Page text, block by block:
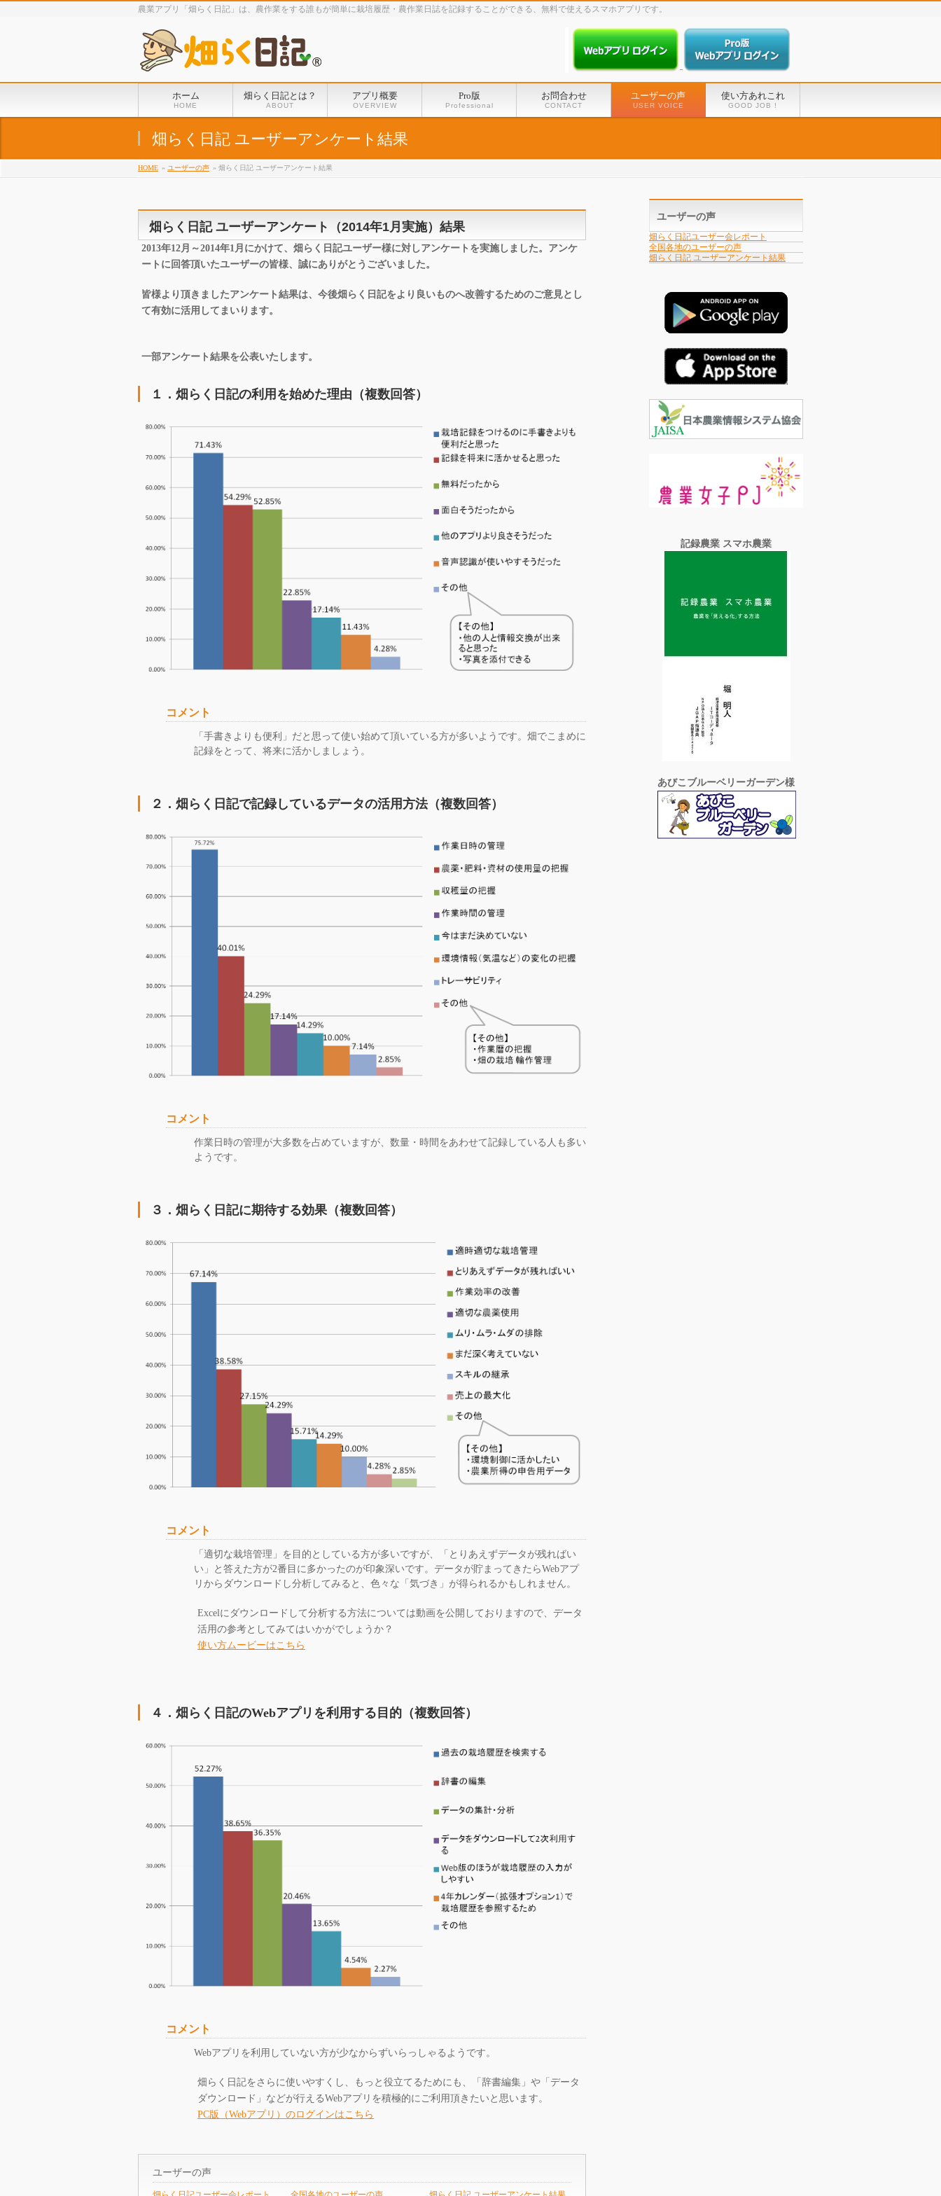
農業アプリ「畑らく日記」は、農作業をする誰もが簡単に栽培履歴・農作業日誌を記録することができる、無料で使えるスマホアプリです。
ホーム
HOME
畑らく日記とは？
ABOUT
アプリ概要
OVERVIEW
Pro版
Professional
お問合わせ
CONTACT
ユーザーの声
USER VOICE
使い方あれ​これ
GOOD JOB !
畑らく日記 ユーザーアンケート結果
HOME » ユーザーの声 » 畑らく日記 ユーザーアンケート結果
畑らく日記 ユーザーアンケート（2014年1月実施）結果
2013年12月～2014年1月にかけて、畑らく日記ユーザー様に対しアンケートを実施しました。アンケ
ートに回答頂いたユーザーの皆様、誠にありがとうございました。
皆様より頂きましたアンケート結果は、今後畑らく日記をより良いものへ改善するためのご意見とし
て有効に活用してまいります。
一部アンケート結果を公表いたします。
１．畑らく日記の利用を始めた理由（複数回答）
コメント
「手書きよりも便利」だと思って使い始めて頂いている方が多いようです。畑でこまめに
記録をとって、将来に活かしましょう。
２．畑らく日記で記録しているデータの活用方法（複数回答）
コメント
作業日時の管理が大多数を占めていますが、数量・時間をあわせて記録している人も多い
ようです。
３．畑らく日記に期待する効果（複数回答）
コメント
「適切な栽培管理」を目的としている方が多いですが、「とりあえずデータが残ればい
い」と答えた方が2番目に多かったのが印象深いです。データが貯まってきたらWebアプ
リからダウンロードし分析してみると、色々な「気づき」が得られるかもしれません。
Excelにダウンロードして分析する方法については動画を公開しておりますので、データ
活用の参考としてみてはいかがでしょうか？
使い方ムービーはこちら
４．畑らく日記のWebアプリを利用する目的（複数回答）
コメント
Webアプリを利用していない方が少なからずいらっしゃるようです。
畑らく日記をさらに使いやすくし、もっと役立てるためにも、「辞書編集」や「データ
ダウンロード」などが行えるWebアプリを積極的にご利用頂きたいと思います。
PC版（Webアプリ）のログインはこちら
ユーザーの声
ユーザーの声
畑らく日記ユーザー会レポート
全国各地のユーザ​ーの声
畑らく日記 ユーザーアンケート結果
記録農業 スマホ農業
あびこブルーベリーガーデン様